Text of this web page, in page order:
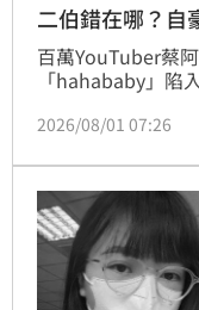
二伯錯在哪？自
百萬YouTuber蔡
「hahababy」陷
來，資本額從20萬
子服飾市場需求，
襲爭議點出品牌核
美感需深厚底蘊支
網友質疑其經營
計的核心價值，
眾對網紅電商的
2026/08/01 07:26